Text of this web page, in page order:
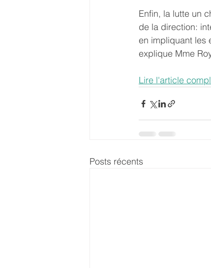
Enfin, la lutte un
de la direction:
en impliquant les
explique Mme
Lire l'article
Posts récents